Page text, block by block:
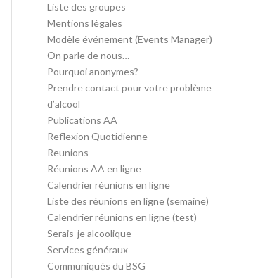
Liste des groupes
Mentions légales
Modèle événement (Events Manager)
On parle de nous…
Pourquoi anonymes?
Prendre contact pour votre problème
d’alcool
Publications AA
Reflexion Quotidienne
Reunions
Réunions AA en ligne
Calendrier réunions en ligne
Liste des réunions en ligne (semaine)
Calendrier réunions en ligne (test)
Serais-je alcoolique
Services généraux
Communiqués du BSG